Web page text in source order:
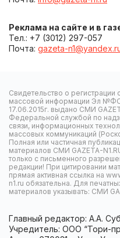
Реклама на сайте и в
Тел.: +7 (3012) 297-057
Почта: gazeta-
Свидетельство о регистрации
массовой информации Эл
17.06.2015г. выдано СМИ
Федеральной службой по
связи, информационных
массовых коммуникаций
Полная или частичная
материалов СМИ GAZETA-
только с письменного
редакции! При цитировании
прямая активная ссылка на
n1.ru обязательна. Для
материалов указывать: СМИ
Главный редактор: А.А.
Учредитель: ООО “Тори-